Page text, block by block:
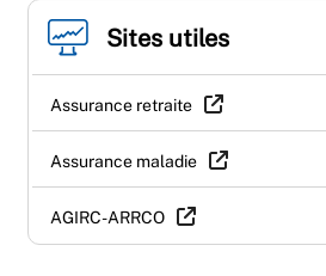
Sites utiles
Assurance retraite
Assurance maladie
AGIRC-ARRCO